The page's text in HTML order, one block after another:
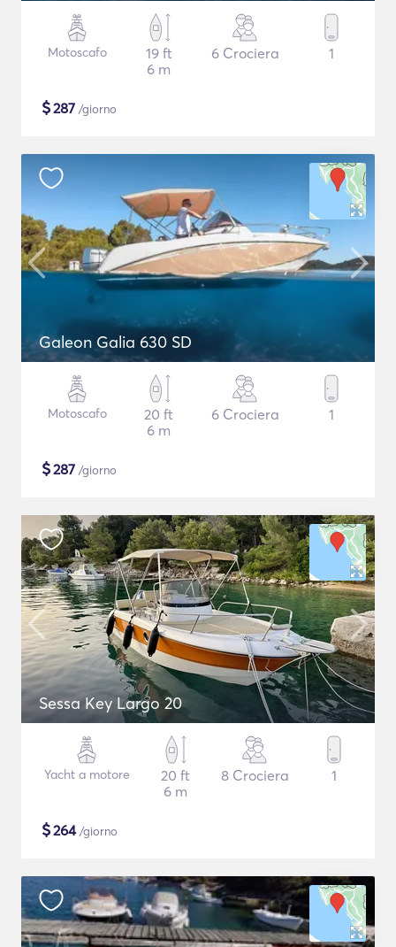
Motoscafo
19 ft
6 m
6 Crociera 1
$287 /giorno
Galeon Galia 630 SD
Motoscafo
20 ft
6 m
6 Crociera 1
$287 /giorno
Sessa Key Largo 20
Yacht a motore
20 ft
6 m
8 Crociera 1
$264/giorno